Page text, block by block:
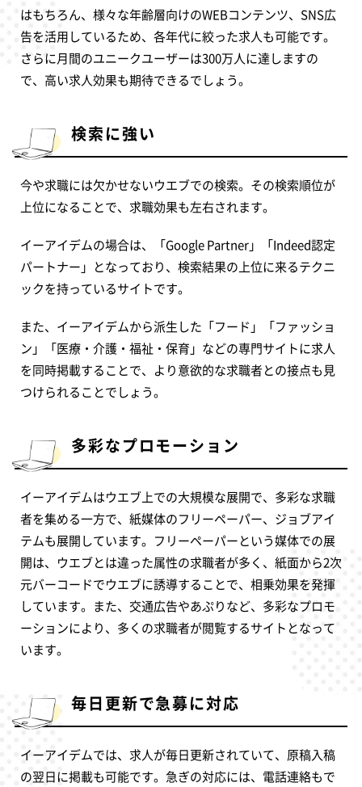
はもちろん、様々な年齢層向けのWEBコンテンツ、SNS広
告を活用しているため、各年代に絞った求人も可能です。
さらに月間のユニークユーザーは300万人に達しますの
で、高い求人効果も期待できるでしょう。
検索に強い
今や求職には欠かせないウエブでの検索。その検索順位が
上位になることで、求職効果も左右されます。
イーアイデムの場合は、「Google Partner」「Indeed認定
パートナー」となっており、検索結果の上位に来るテクニ
ックを持っているサイトです。
また、イーアイデムから派生した「フード」「ファッショ
ン」「医療・介護・福祉・保育」などの専門サイトに求人
を同時掲載することで、より意欲的な求職者との接点も見
つけられることでしょう。
多彩なプロモーション
イーアイデムはウエブ上での大規模な展開で、多彩な求職
者を集める一方で、紙媒体のフリーペーパー、ジョブアイ
テムも展開しています。フリーペーパーという媒体での展
開は、ウエブとは違った属性の求職者が多く、紙面から2次
元バーコードでウエブに誘導することで、相乗効果を発揮
しています。また、交通広告やあぷりなど、多彩なプロモ
ーションにより、多くの求職者が閲覧するサイトとなって
います。
毎日更新で急募に対応
イーアイデムでは、求人が毎日更新されていて、原稿入稿
の翌日に掲載も可能です。急ぎの対応には、電話連絡もで